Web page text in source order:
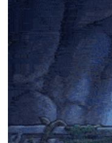
❄
❄
❄